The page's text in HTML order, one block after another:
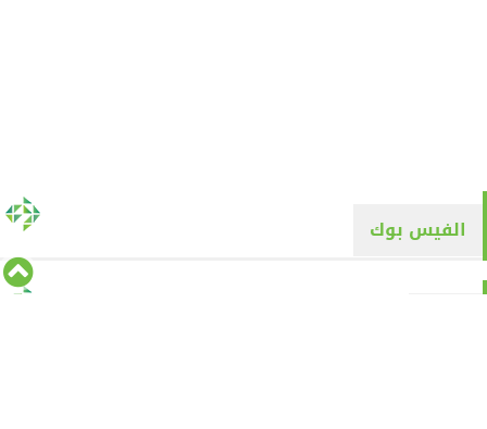
الفيس بوك